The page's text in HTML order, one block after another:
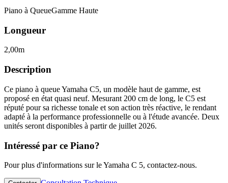
Piano à QueueGamme Haute
Longueur
2,00m
Description
Ce piano à queue Yamaha C5, un modèle haut de gamme, est
proposé en état quasi neuf. Mesurant 200 cm de long, le C5 est
réputé pour sa richesse tonale et son action très réactive, le rendant
adapté à la performance professionnelle ou à l'étude avancée. Deux
unités seront disponibles à partir de juillet 2026.
Intéressé par ce Piano?
Pour plus d'informations sur le Yamaha C 5, contactez-nous.